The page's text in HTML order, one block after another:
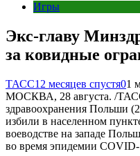
Игры
Экс-главу
за ковидные
ТАСС12 месяцев спустя01
МОСКВА, 28 августа. /
здравоохранения Польши
избили в населенном
воеводстве на западе
во время эпидемии